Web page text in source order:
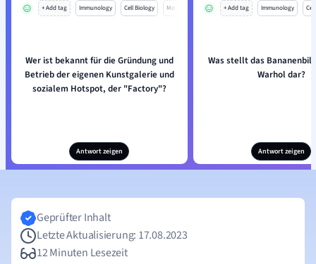
+ Add tag Immunology Cell Biology Mo
Wer ist bekannt für die Gründung und
Betrieb der eigenen Kunstgalerie und
sozialem Hotspot, der "Factory"?
Antwort zeigen
+ Add tag Immunology
Was stellt das
Warhol dar?
Antwort zeigen
Geprüfter Inhalt
Letzte Aktualisierung: 17.08.2023
12 Minuten Lesezeit